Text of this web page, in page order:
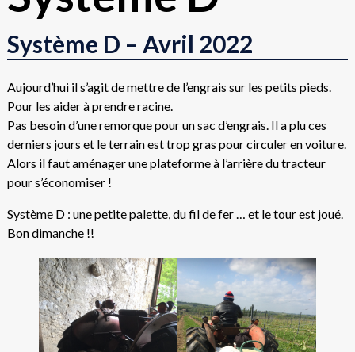
Système D – Avril 2022
Aujourd’hui il s’agit de mettre de l’engrais sur les petits pieds.
Pour les aider à prendre racine.
Pas besoin d’une remorque pour un sac d’engrais. Il a plu ces
derniers jours et le terrain est trop gras pour circuler en voiture.
Alors il faut aménager une plateforme à l’arrière du tracteur
pour s’économiser !
Système D : une petite palette, du fil de fer … et le tour est joué.
Bon dimanche !!